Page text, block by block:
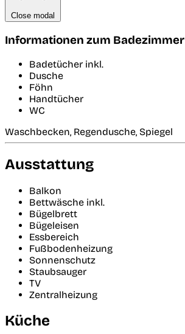
Close modal
Informationen zum Badezimmer
Badetücher inkl.
Dusche
Föhn
Handtücher
WC
Waschbecken, Regendusche, Spiegel
Ausstattung
Balkon
Bettwäsche inkl.
Bügelbrett
Bügeleisen
Essbereich
Fußbodenheizung
Sonnenschutz
Staubsauger
TV
Zentralheizung
Küche